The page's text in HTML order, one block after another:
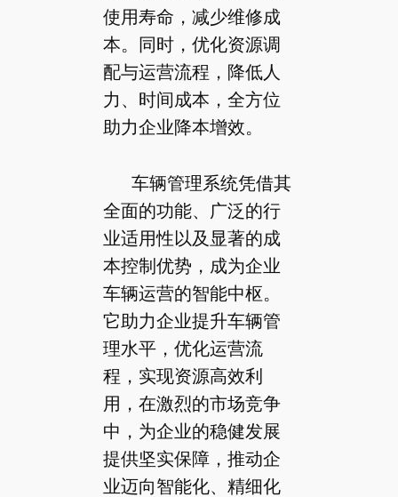
使用寿命，减少维修成
本。同时，优化资源调
配与运营流程，降低人
力、时间成本，全方位
助力企业降本增效。
车辆管理系统凭借其
全面的功能、广泛的行
业适用性以及显著的成
本控制优势，成为企业
车辆运营的智能中枢。
它助力企业提升车辆管
理水平，优化运营流
程，实现资源高效利
用，在激烈的市场竞争
中，为企业的稳健发展
提供坚实保障，推动企
业迈向智能化、精细化